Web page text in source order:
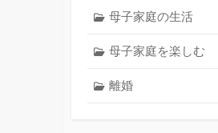
母子家庭の生活
母子家庭を楽しむ
離婚